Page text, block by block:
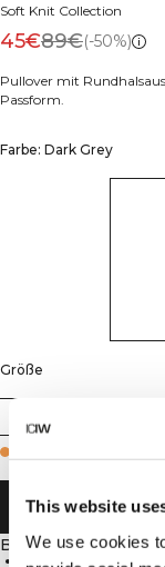
This website
We use cookies
Soft Knit Collection
45€89€(-50%)
Pullover mit
Passform.
Farbe: Dark Grey
Größe
IN DEN
Beschreibung
90 % Baumwolle, 10